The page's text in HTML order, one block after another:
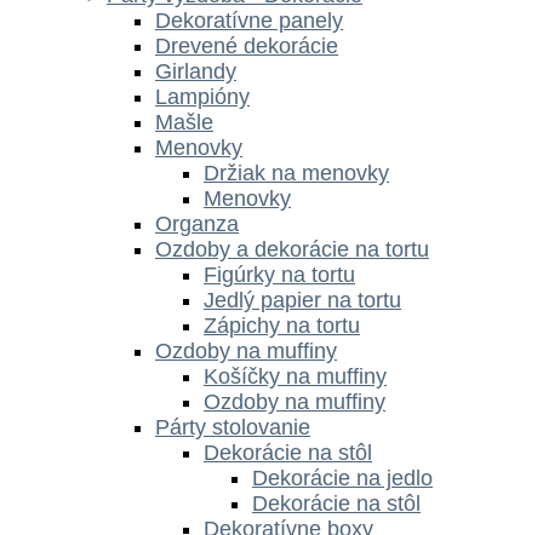
Dekoratívne panely
Drevené dekorácie
Girlandy
Lampióny
Mašle
Menovky
Držiak na menovky
Menovky
Organza
Ozdoby a dekorácie na tortu
Figúrky na tortu
Jedlý papier na tortu
Zápichy na tortu
Ozdoby na muffiny
Košíčky na muffiny
Ozdoby na muffiny
Párty stolovanie
Dekorácie na stôl
Dekorácie na jedlo
Dekorácie na stôl
Dekoratívne boxy